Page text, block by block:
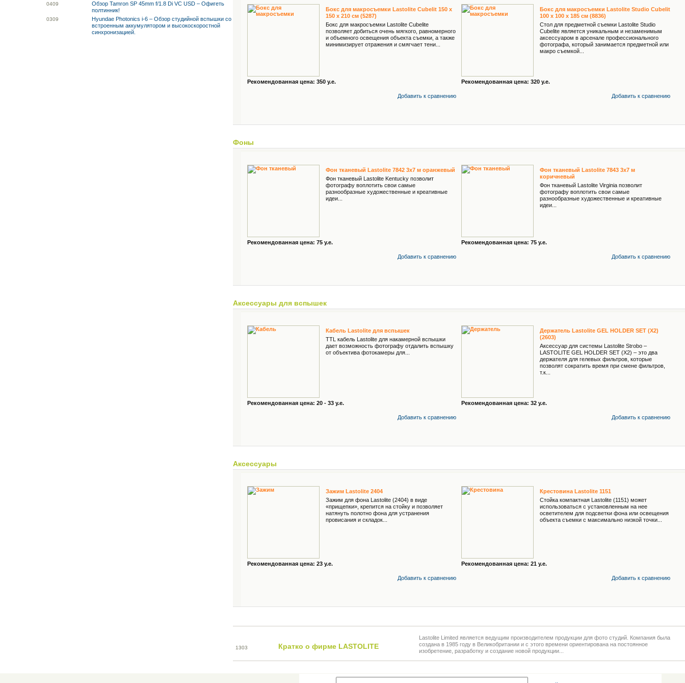
0409
Обзор Tamron SP 45mm f/1.8 Di VC USD – Офигеть
полтинник!
0309
Hyundae Photonics i-6 – Обзор студийной вспышки со
встроенным аккумулятором и высокоскоростной
синхронизацией.
Бокс для макросъемки Lastolite Cubelit 150 x
150 x 210 cм (5287)
Бокс для макросъемки Lastolite Cubelite
позволяет добиться очень мягкого, равномерного
и объемного освещения объекта съемки, а также
минимизирует отражения и смягчает тени...
Рекомендованная цена: 350 у.е.
Добавить к cравнению
Бокс для макросъемки Lastolite Studio Cubelit
100 x 100 x 185 cм (8836)
Стол для предметной съемки Lastolite Studio
Cubelite является уникальным и незаменимым
аксессуаром в арсенале профессионального
фотографа, который занимается предметной или
макро съемкой...
Рекомендованная цена: 320 у.е.
Добавить к cравнению
Фоны
Фон тканевый Lastolite 7842 3x7 м оранжевый
Фон тканевый Lastolite Kentucky позволит
фотографу воплотить свои самые
разнообразные художественные и креативные
идеи...
Рекомендованная цена: 75 у.е.
Добавить к cравнению
Фон тканевый Lastolite 7843 3x7 м
коричневый
Фон тканевый Lastolite Virginia позволит
фотографу воплотить свои самые
разнообразные художественные и креативные
идеи...
Рекомендованная цена: 75 у.е.
Добавить к cравнению
Аксессуары для вспышек
Кабель Lastolite для вспышек
TTL кабель Lastolite для накамерной вспышки
дает возможность фотографу отдалить вспышку
от объектива фотокамеры для...
Рекомендованная цена: 20 - 33 у.е.
Добавить к cравнению
Держатель Lastolite GEL HOLDER SET (X2)
(2603)
Аксессуар для системы Lastolite Strobo –
LASTOLITE GEL HOLDER SET (X2) – это два
держателя для гелевых фильтров, которые
позволят сократить время при смене фильтров,
т.к...
Рекомендованная цена: 32 у.е.
Добавить к cравнению
Аксессуары
Зажим Lastolite 2404
Зажим для фона Lastolite (2404) в виде
«прищепки», крепится на стойку и позволяет
натянуть полотно фона для устранения
провисания и складок...
Рекомендованная цена: 23 у.е.
Добавить к cравнению
Крестовина Lastolite 1151
Стойка компактная Lastolite (1151) может
использоваться с установленным на нее
осветителем для подсветки фона или освещения
объекта съемки с максимально низкой точки...
Рекомендованная цена: 21 у.е.
Добавить к cравнению
1303 Кратко о фирме LASTOLITE
Lastolite Limited является ведущим производителем продукции для фото студий. Компания была
создана в 1985 году в Великобритании и с этого времени ориентирована на постоянное
изобретение, разработку и создание новой продукции...